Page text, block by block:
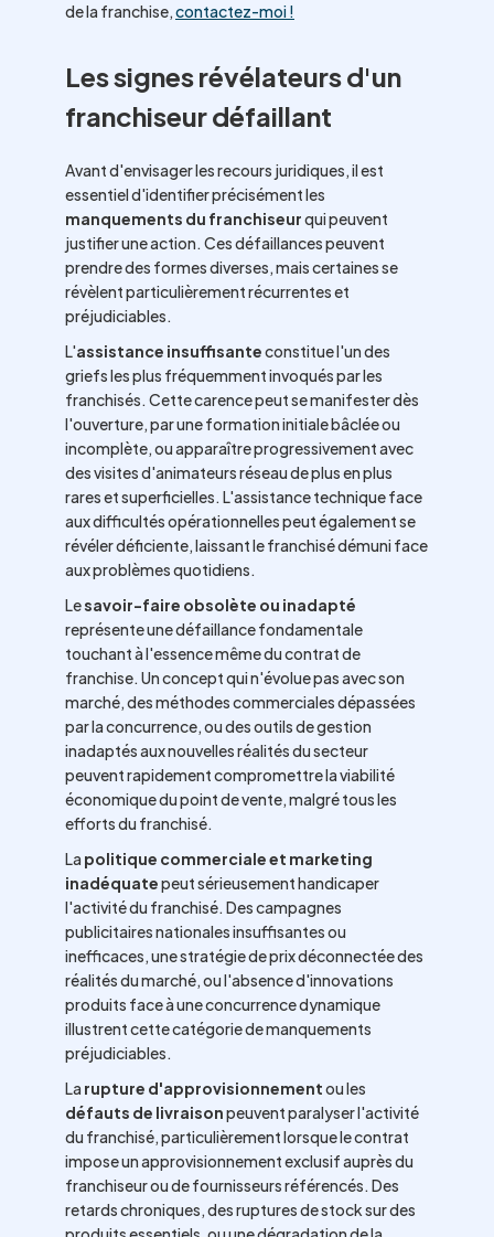
de la franchise,contactez-moi !
Les signes révélateurs d'un
franchiseur défaillant
Avant d'envisager les recours juridiques, il est
essentiel d'identifier précisément les
manquements du franchiseurqui peuvent
justifier une action. Ces défaillances peuvent
prendre des formes diverses, mais certaines se
révèlent particulièrement récurrentes et
préjudiciables.
L'assistance insuffisanteconstitue l'un des
griefs les plus fréquemment invoqués par les
franchisés. Cette carence peut se manifester dès
l'ouverture, par une formation initiale bâclée ou
incomplète, ou apparaître progressivement avec
des visites d'animateurs réseau de plus en plus
rares et superficielles. L'assistance technique face
aux difficultés opérationnelles peut également se
révéler déficiente, laissant le franchisé démuni face
aux problèmes quotidiens.
Lesavoir-faire obsolète ou inadapté
représente une défaillance fondamentale
touchant à l'essence même du contrat de
franchise. Un concept qui n'évolue pas avec son
marché, des méthodes commerciales dépassées
par la concurrence, ou des outils de gestion
inadaptés aux nouvelles réalités du secteur
peuvent rapidement compromettre la viabilité
économique du point de vente, malgré tous les
efforts du franchisé.
La politique commerciale et marketing
inadéquatepeut sérieusement handicaper
l'activité du franchisé. Des campagnes
publicitaires nationales insuffisantes ou
inefficaces, une stratégie de prix déconnectée des
réalités du marché, ou l'absence d'innovations
produits face à une concurrence dynamique
illustrent cette catégorie de manquements
préjudiciables.
La rupture d'approvisionnementou les
défauts de livraisonpeuvent paralyser l'activité
du franchisé, particulièrement lorsque le contrat
impose un approvisionnement exclusif auprès du
franchiseur ou de fournisseurs référencés. Des
retards chroniques, des ruptures de stock sur des